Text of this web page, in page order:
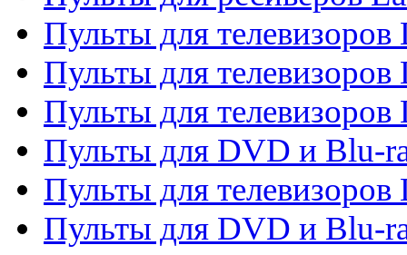
Пульты для телевизоров
Пульты для телевизоров
Пульты для телевизоров
Пульты для DVD и Blu-
Пульты для телевизоров
Пульты для DVD и Blu-